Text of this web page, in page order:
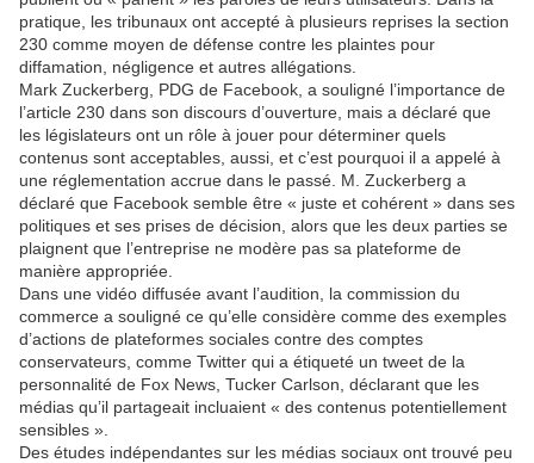
pratique, les tribunaux ont accepté à plusieurs reprises la section
230 comme moyen de défense contre les plaintes pour
diffamation, négligence et autres allégations.
Mark Zuckerberg, PDG de Facebook, a souligné l’importance de
l’article 230 dans son discours d’ouverture, mais a déclaré que
les législateurs ont un rôle à jouer pour déterminer quels
contenus sont acceptables, aussi, et c’est pourquoi il a appelé à
une réglementation accrue dans le passé. M. Zuckerberg a
déclaré que Facebook semble être « juste et cohérent » dans ses
politiques et ses prises de décision, alors que les deux parties se
plaignent que l’entreprise ne modère pas sa plateforme de
manière appropriée.
Dans une vidéo diffusée avant l’audition, la commission du
commerce a souligné ce qu’elle considère comme des exemples
d’actions de plateformes sociales contre des comptes
conservateurs, comme Twitter qui a étiqueté un tweet de la
personnalité de Fox News, Tucker Carlson, déclarant que les
médias qu’il partageait incluaient « des contenus potentiellement
sensibles ».
Des études indépendantes sur les médias sociaux ont trouvé peu